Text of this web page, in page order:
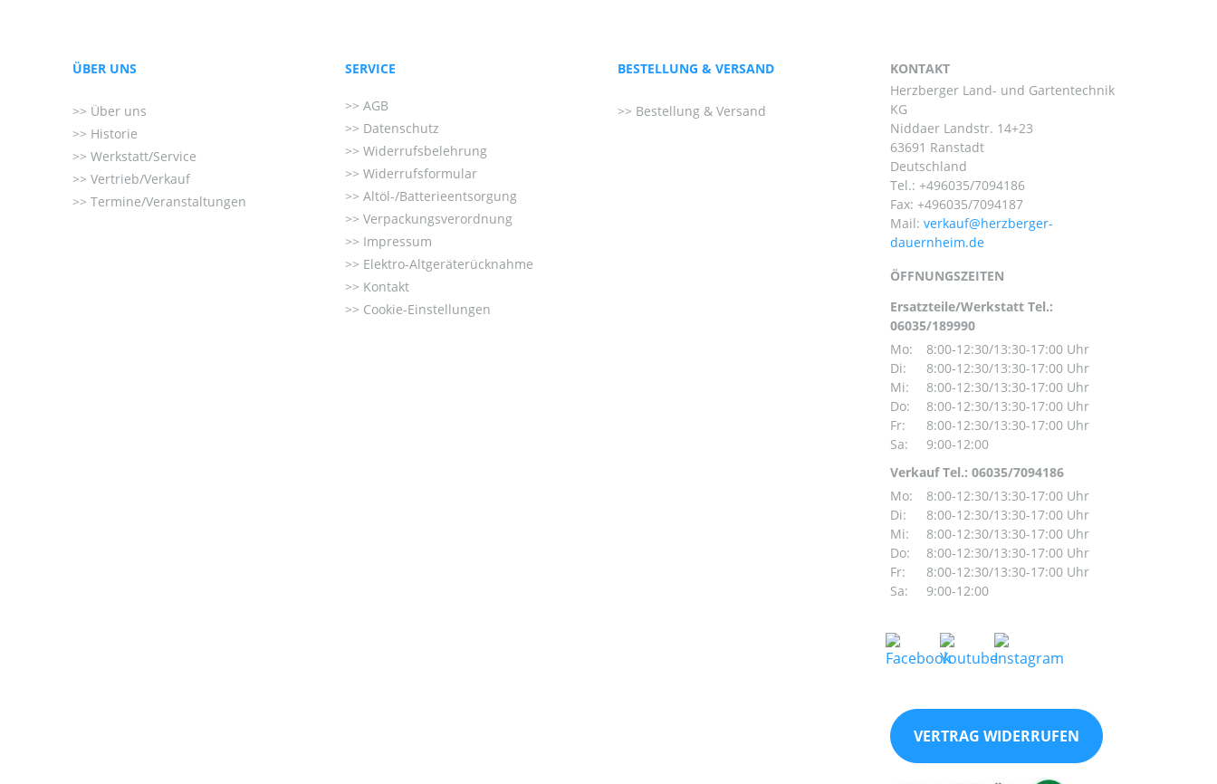
ÜBER UNS
Über uns
Historie
Werkstatt/Service
Vertrieb/Verkauf
Termine/Veranstaltungen
SERVICE
AGB
Datenschutz
Widerrufsbelehrung
Widerrufsformular
Altöl-/Batterieentsorgung
Verpackungsverordnung
Impressum
Elektro-Altgeräterücknahme
Kontakt
Cookie-Einstellungen
BESTELLUNG & VERSAND
Bestellung & Versand
KONTAKT
Herzberger Land- und Gartentechnik
KG
Niddaer Landstr. 14+23
63691 Ranstadt
Deutschland
Tel.: +496035/7094186
Fax: +496035/7094187
Mail:
ÖFFNUNGSZEITEN
Ersatzteile/Werkstatt Tel.:
06035/189990
Mo:
8:00-12:30/13:30-17:00 Uhr
Di:
8:00-12:30/13:30-17:00 Uhr
Mi:
8:00-12:30/13:30-17:00 Uhr
Do:
8:00-12:30/13:30-17:00 Uhr
Fr:
8:00-12:30/13:30-17:00 Uhr
Sa:
9:00-12:00
Verkauf Tel.: 06035/7094186
Mo:
8:00-12:30/13:30-17:00 Uhr
Di:
8:00-12:30/13:30-17:00 Uhr
Mi:
8:00-12:30/13:30-17:00 Uhr
Do:
8:00-12:30/13:30-17:00 Uhr
Fr:
8:00-12:30/13:30-17:00 Uhr
Sa:
9:00-12:00
VERTRAG WIDERRUFEN